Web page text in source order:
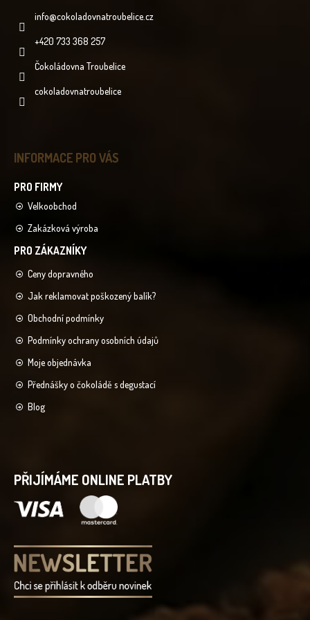
info@cokoladovnatroubelice.cz
+420 733 368 257
Čokoládovna Troubelice
cokoladovnatroubelice
INFORMACE PRO VÁS
Velkoobchod
Zakázková výroba
Ceny dopravného
Jak reklamovat poškozený balík?
Obchodní podmínky
Podmínky ochrany osobních údajů
Moje objednávka
Přednášky o čokoládě s degustací
Blog
PŘIJÍMÁME ONLINE PLATBY